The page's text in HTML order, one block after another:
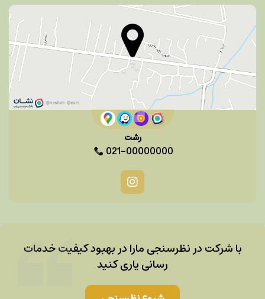
رشت
021-00000000
با شرکت در نظرسنجی مارا در بهبود کیفیت خدمات
رسانی یاری کنید